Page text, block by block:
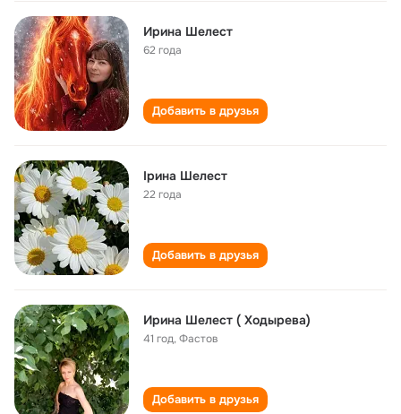
Ирина Шелест
62 года
Добавить в друзья
Ірина Шелест
22 года
Добавить в друзья
Ирина Шелест ( Ходырева)
41 год,Фастов
Добавить в друзья